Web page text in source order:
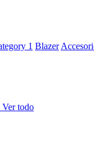
Blazer
Ver todo